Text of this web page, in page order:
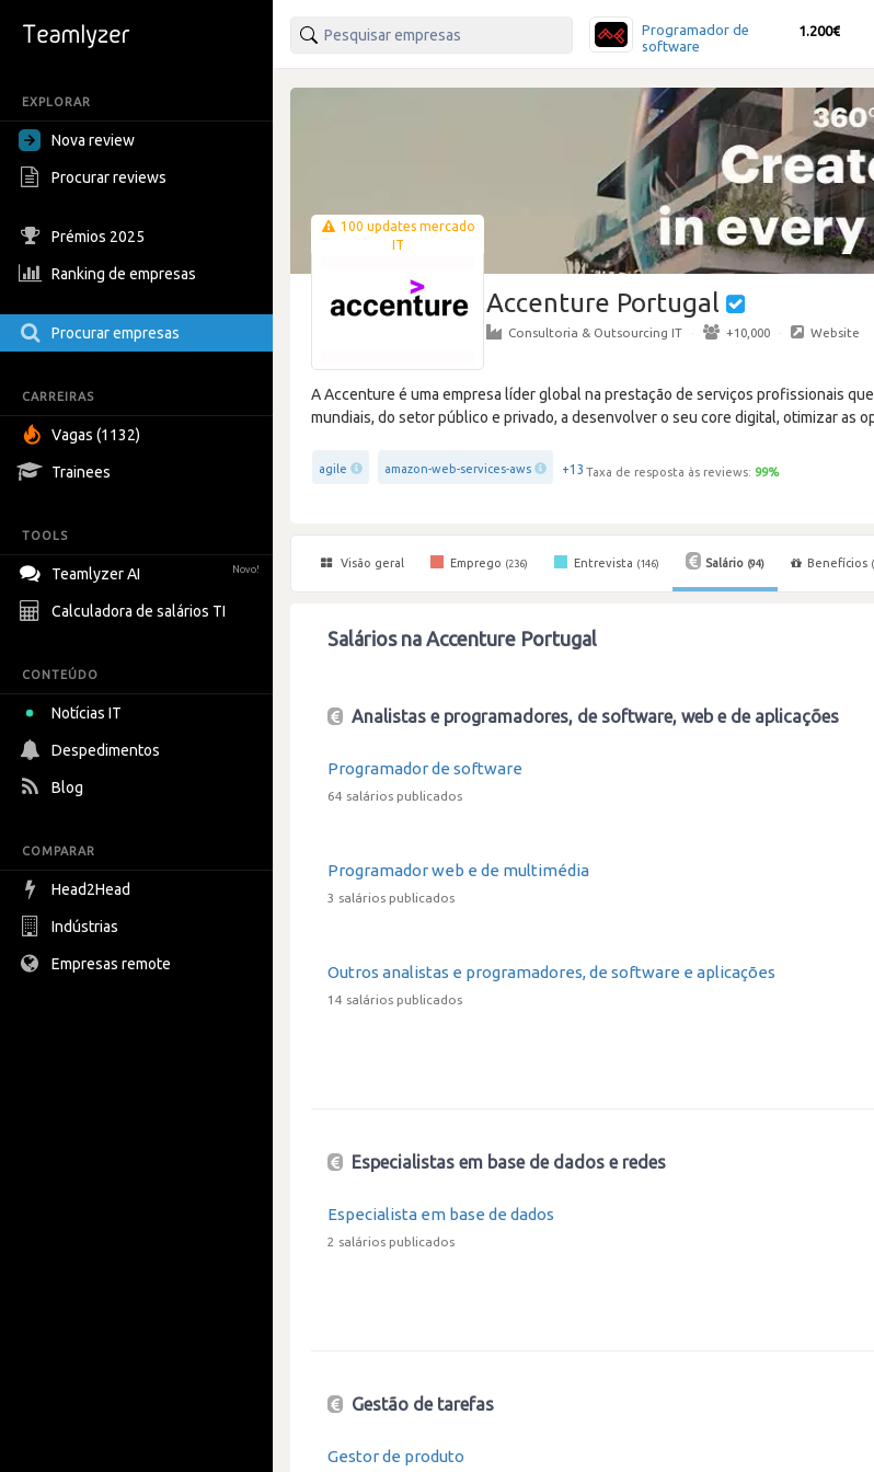
EXPLORAR
Nova review
Procurar reviews
Prémios 2025
Ranking de empresas
Procurar empresas
CARREIRAS
Vagas (1132)
Trainees
TOOLS
Teamlyzer AI Novo!
Calculadora de salários TI
CONTEÚDO
Notícias IT
Despedimentos
Blog
COMPARAR
Head2Head
Indústrias
Empresas remote
Programador de
software
1.200€
100 updates mercado
IT
Accenture Portugal
Consultoria & Outsourcing IT · +10,000 · Website
A Accenture é uma empresa líder global na prestação de serviços profissionais
mundiais, do setor público e privado, a desenvolver o seu core digital, otimizar as
agile amazon-web-services-aws +13 Taxa de resposta às reviews: 99%
Visão geral Emprego (236) Entrevista (146) Salário (94) Benefícios
Salários na Accenture Portugal
Analistas e programadores, de software, web e de aplicações
Programador de software
64 salários publicados
Programador web e de multimédia
3 salários publicados
Outros analistas e programadores, de software e aplicações
14 salários publicados
Especialistas em base de dados e redes
Especialista em base de dados
2 salários publicados
Gestão de tarefas
Gestor de produto